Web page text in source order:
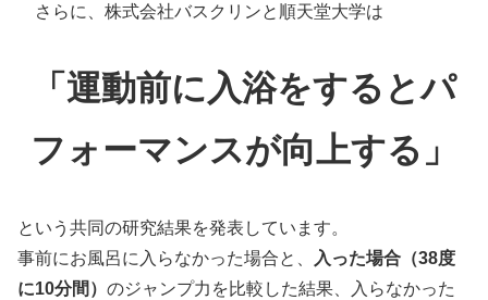
さらに、株式会社バスクリンと順天堂大学は
「運動前に入浴をするとパ
フォーマンスが向上する」
という共同の研究結果を発表しています。
事前にお風呂に入らなかった場合と、
入った場合（38度
に10分間） のジャンプ力を比較した結果、入らなかった